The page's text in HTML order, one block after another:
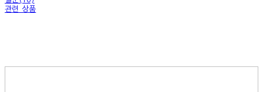
관련 상품